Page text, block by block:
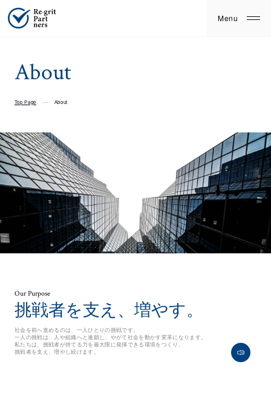
About
Top Page About
Our Purpose
挑戦者を支え、増やす。
社会を前へ進めるのは、一人ひとりの挑戦です。
一人の挑戦は、人や組織へと連鎖し、やがて社会を動かす変革になります。
私たちは、挑戦者が持てる力を最大限に発揮できる環境をつくり、
挑戦者を支え、増やし続けます。